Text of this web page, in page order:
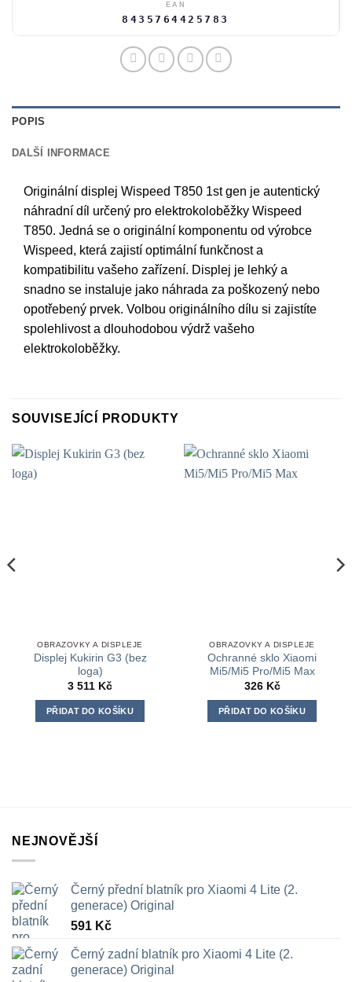
EAN
8435764425783
POPIS
DALŠÍ INFORMACE
Originální displej Wispeed T850 1st gen je autentický
náhradní díl určený pro elektrokoloběžky Wispeed
T850. Jedná se o originální komponentu od výrobce
Wispeed, která zajistí optimální funkčnost a
kompatibilitu vašeho zařízení. Displej je lehký a
snadno se instaluje jako náhrada za poškozený nebo
opotřebený prvek. Volbou originálního dílu si zajistíte
spolehlivost a dlouhodobou výdrž vašeho
elektrokoloběžky.
SOUVISEJÍCÍ PRODUKTY
OBRAZOVKY A DISPLEJE
Displej Kukirin G3 (bez
loga)
3 511 Kč
PŘIDAT DO KOŠÍKU
OBRAZOVKY A DISPLEJE
Ochranné sklo Xiaomi
Mi5/Mi5 Pro/Mi5 Max
326 Kč
PŘIDAT DO KOŠÍKU
NEJNOVĚJŠÍ
Černý přední blatník pro Xiaomi 4 Lite (2.
generace) Original
591 Kč
Černý zadní blatník pro Xiaomi 4 Lite (2.
generace) Original